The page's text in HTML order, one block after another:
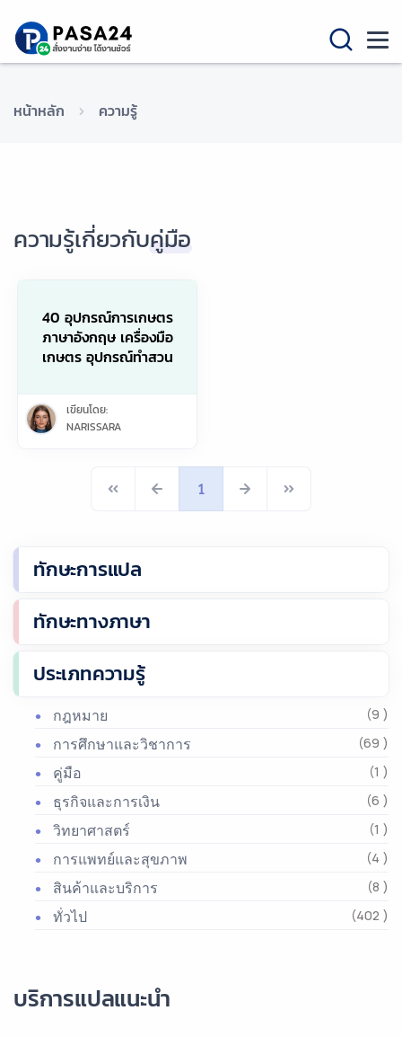
หน้าหลัก ความรู้
ความรู้เกี่ยวกับคู่มือ
40 อุปกรณ์การเกษตร
ภาษาอังกฤษ เครื่องมือ
เกษตร อุปกรณ์ทำสวน
เขียนโดย:
NARISSARA
1
ทักษะการแปล
ทักษะทางภาษา
ประเภทความรู้
กฎหมาย (9 )
การศึกษาและวิชาการ (69 )
คู่มือ (1 )
ธุรกิจและการเงิน (6 )
วิทยาศาสตร์ (1 )
การแพทย์และสุขภาพ (4 )
สินค้าและบริการ (8 )
ทั่วไป (402 )
บริการแปลแนะนำ